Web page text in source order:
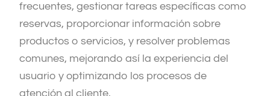
frecuentes, gestionar tareas específicas como
reservas, proporcionar información sobre
productos o servicios, y resolver problemas
comunes, mejorando así la experiencia del
usuario y optimizando los procesos de
atención al cliente.